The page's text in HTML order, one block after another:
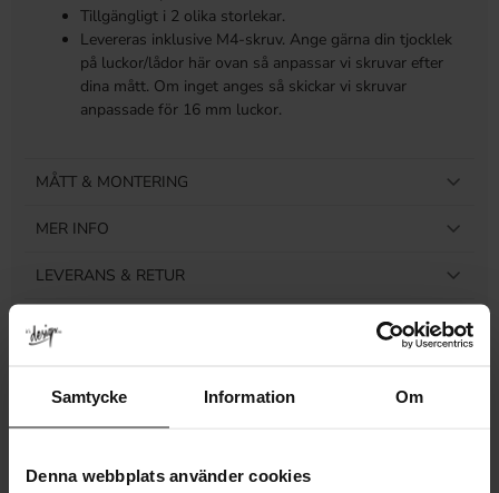
Samtycke Information Om
Denna webbplats använder cookies
Tillgängligt i 2 olika storlekar.
Levereras inklusive M4-skruv. Ange gärna din tjocklek
på luckor/lådor här ovan så anpassar vi skruvar efter
dina mått. Om inget anges så skickar vi skruvar
anpassade för 16 mm luckor.
MÅTT & MONTERING
MER INFO
LEVERANS & RETUR
RECENSIONER